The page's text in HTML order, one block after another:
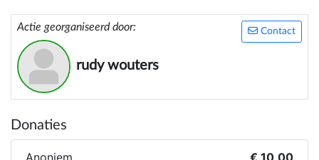
Contact
Actie georganiseerd door:
rudy wouters
Donaties